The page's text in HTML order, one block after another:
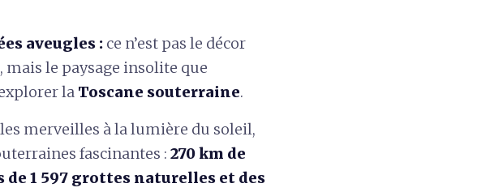
aveugles : ce n’est pas le décor
le paysage insolite que
la Toscane souterraine.
merveilles à la lumière du soleil,
fascinantes : 270 km de
1 597 grottes naturelles et des